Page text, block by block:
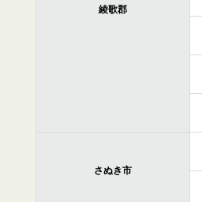
綾歌郡
さぬき市